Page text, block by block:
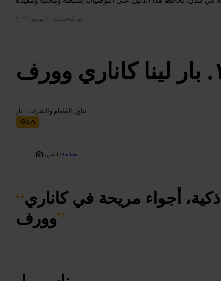
تم التحديث ١٠ يونيو ٢٠٢٦
بار لينا كاناري وورف
تناول الطعام والشراب • بار
٤٫٩
الصورة /Bar Lina
“أجواء مريحة في كاناري
وورف”